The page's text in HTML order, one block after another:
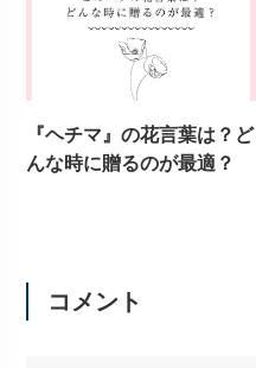
『ヘチマ』の花言葉は？ど
んな時に贈るのが最適？
コメント